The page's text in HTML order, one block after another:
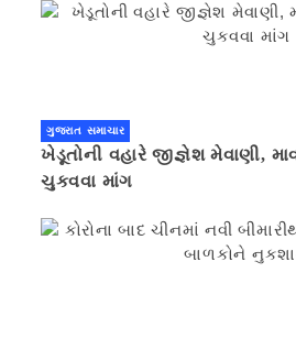
ગુજરાત સમાચાર
ખેડૂતોની વહારે જીજ્ઞેશ મેવાણી,
ચુકવવા માંગ